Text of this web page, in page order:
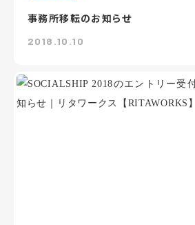
事務所移転のお知らせ
2018.10.10